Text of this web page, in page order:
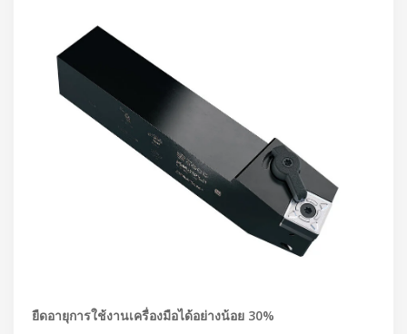
ยืดอายุการใช้งานเครื่องมือได้อย่างน้อย 30%